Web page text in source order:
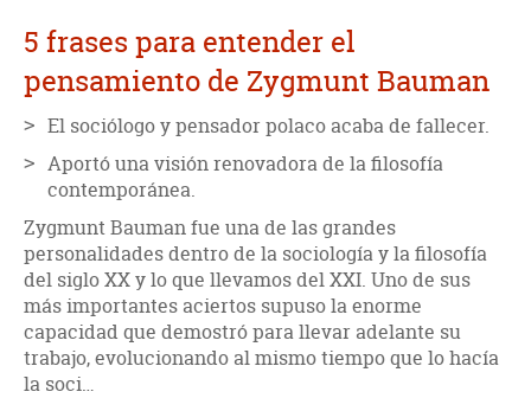
5 frases para entender el
pensamiento de Zygmunt Bauman
El sociólogo y pensador polaco acaba de fallecer.
Aportó una visión renovadora de la filosofía
contemporánea.
Zygmunt Bauman fue una de las grandes
personalidades dentro de la sociología y la filosofía
del siglo XX y lo que llevamos del XXI. Uno de sus
más importantes aciertos supuso la enorme
capacidad que demostró para llevar adelante su
trabajo, evolucionando al mismo tiempo que lo hacía
la soci…